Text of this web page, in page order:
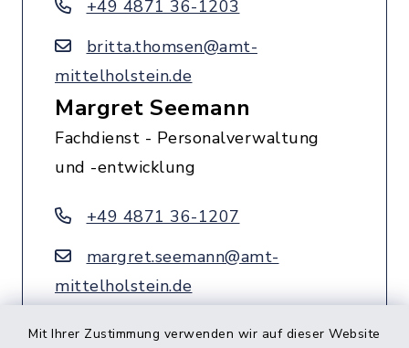
Mit Ihrer Zustimmung verwenden wir auf dieser Website
+49 4871 36-1203
britta.thomsen@amt-
mittelholstein.de
Margret Seemann
Fachdienst - Personalverwaltung
und -entwicklung
+49 4871 36-1207
margret.seemann@amt-
mittelholstein.de